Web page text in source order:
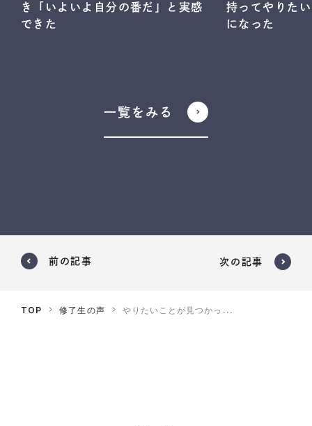
き「いよいよ自分の番だ」と実感
できた
持ってやりた
になった
一覧をみる
前の記事 次の記事
TOP 修了生の声 やりたいことが見つかっ...